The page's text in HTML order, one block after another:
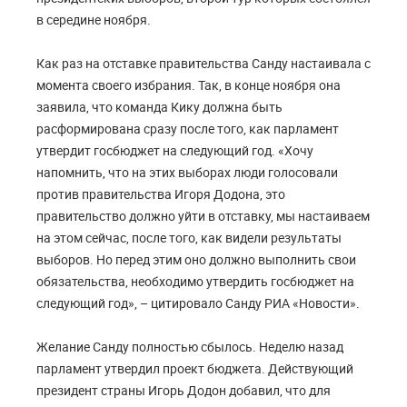
в середине ноября.
Как раз на отставке правительства Санду настаивала с
момента своего избрания. Так, в конце ноября она
заявила, что команда Кику должна быть
расформирована сразу после того, как парламент
утвердит госбюджет на следующий год. «Хочу
напомнить, что на этих выборах люди голосовали
против правительства Игоря Додона, это
правительство должно уйти в отставку, мы настаиваем
на этом сейчас, после того, как видели результаты
выборов. Но перед этим оно должно выполнить свои
обязательства, необходимо утвердить госбюджет на
следующий год», – цитировало Санду РИА «Новости».
Желание Санду полностью сбылось. Неделю назад
парламент утвердил проект бюджета. Действующий
президент страны Игорь Додон добавил, что для